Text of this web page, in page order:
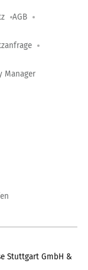
AGB
Manager
Stuttgart GmbH &